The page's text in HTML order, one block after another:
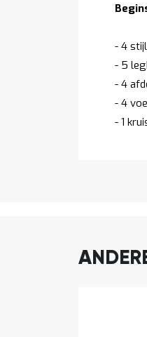
- 4
- 5
- 4
- 4
- 1